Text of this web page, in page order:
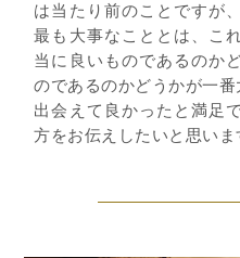
は当たり前のことですが
最も大事なこととは、こ
当に良いものであるのか
のであるのかどうかが一番
出会えて良かったと満足
方をお伝えしたいと思いま